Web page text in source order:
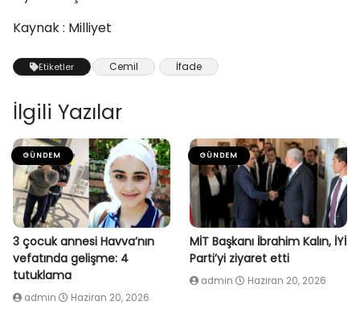
Kaynak : Milliyet
Etiketler Cemil İfade
İlgili Yazılar
GÜNDEM
3 çocuk annesi Havva’nın
vefatında gelişme: 4
tutuklama
admin Haziran 20, 2026
GÜNDEM
MİT Başkanı İbrahim Kalın, İYİ
Parti’yi ziyaret etti
admin Haziran 20, 2026